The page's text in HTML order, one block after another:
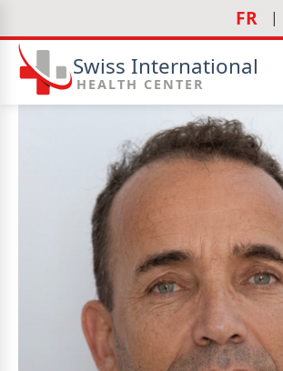
FR
Swiss International
HEALTH CENTER